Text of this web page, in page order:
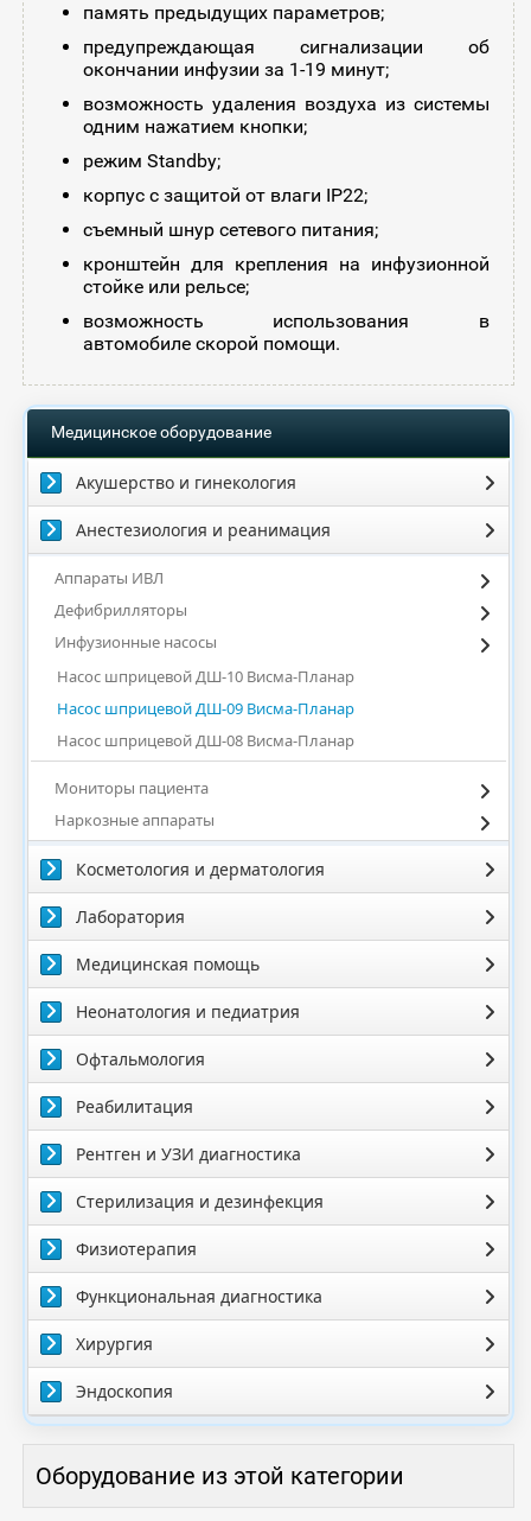
память предыдущих параметров;
предупреждающая сигнализации об
окончании инфузии за 1-19 минут;
возможность удаления воздуха из системы
одним нажатием кнопки;
режим Standby;
корпус с защитой от влаги IP22;
съемный шнур сетевого питания;
кронштейн для крепления на инфузионной
стойке или рельсе;
возможность использования в
автомобиле скорой помощи.
Медицинское оборудование
Акушерство и гинекология
Анестезиология и реанимация
Аппараты ИВЛ
Дефибрилляторы
Инфузионные насосы
Насос шприцевой ДШ-10 Висма-Планар
Насос шприцевой ДШ-09 Висма-Планар
Насос шприцевой ДШ-08 Висма-Планар
Мониторы пациента
Наркозные аппараты
Косметология и дерматология
Лаборатория
Медицинская помощь
Неонатология и педиатрия
Офтальмология
Реабилитация
Рентген и УЗИ диагностика
Стерилизация и дезинфекция
Физиотерапия
Функциональная диагностика
Хирургия
Эндоскопия
Оборудование из этой категории